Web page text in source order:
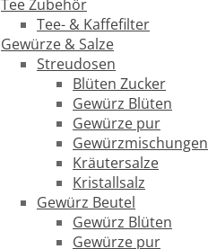
Tee Zubehör
Tee- & Kaffefilter
Gewürze & Salze
Streudosen
Blüten Zucker
Gewürz Blüten
Gewürze pur
Gewürzmischungen
Kräutersalze
Kristallsalz
Gewürz Beutel
Gewürz Blüten
Gewürze pur